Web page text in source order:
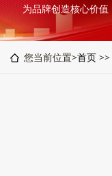
为品牌创造核心价值
您当前位置>首页 >>